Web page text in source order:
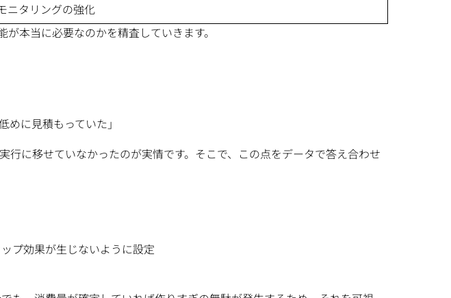
ニタリングの強化
本当に必要なのかを精査していきます。
に見積もっていた」
に移せていなかったのが実情です。そこで、この点をデータで答え合わせ
プ効果が生じないように設定